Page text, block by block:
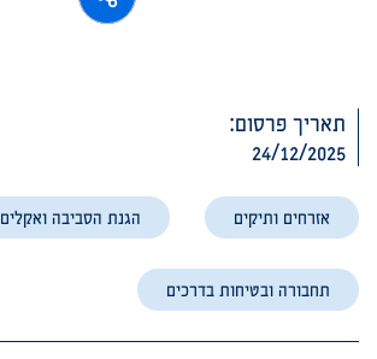
תאריך פרסום:
24/12/2025
אזרחים ותיקים הגנת הסביבה ואקלים
תחבורה ובטיחות בדרכים